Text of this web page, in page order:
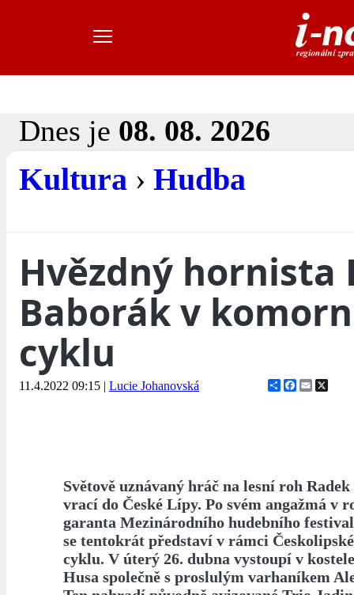
Dnes je 08. 08. 2026
Kultura › Hudba
Hvězdný hornista
Baborák v
cyklu
11.4.2022 09:15 | Lucie Johanovská ShareFacebook
Email
Světově uznávaný hráč na lesní roh
vrací do České Lípy. Po svém angažmá v
garanta Mezinárodního hudebního
se tentokrát představí v rámci
cyklu. V úterý 26. dubna vystoupí v
Husa společně s proslulým varhaníkem